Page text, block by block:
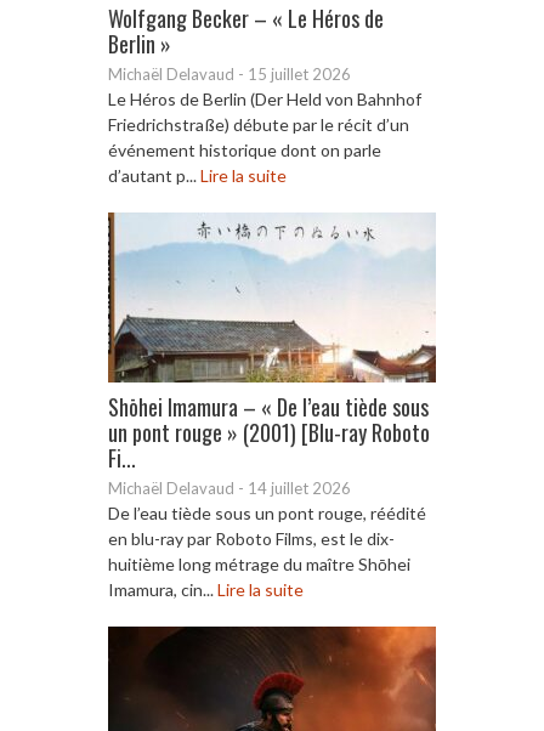
Wolfgang Becker – « Le Héros de
Berlin »
Michaël Delavaud - 15 juillet 2026
Le Héros de Berlin (Der Held von Bahnhof
Friedrichstraße) débute par le récit d’un
événement historique dont on parle
d’autant p...Lire la suite
Shōhei Imamura – « De l’eau tiède sous
un pont rouge » (2001) [Blu-ray Roboto
Fi...
Michaël Delavaud - 14 juillet 2026
De l’eau tiède sous un pont rouge, réédité
en blu-ray par Roboto Films, est le dix-
huitième long métrage du maître Shōhei
Imamura, cin...Lire la suite